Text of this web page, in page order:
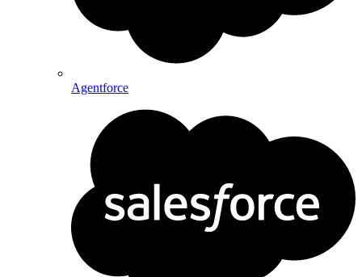
Agentforce